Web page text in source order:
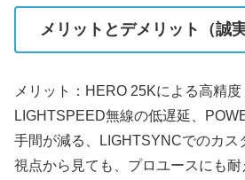
メリットとデメリット（誠
メリット：HERO 25Kによる高精度
LIGHTSPEED無線の低遅延、
手間が減る、LIGHTSYNCでのカス
視点から見ても、プロユースにも耐